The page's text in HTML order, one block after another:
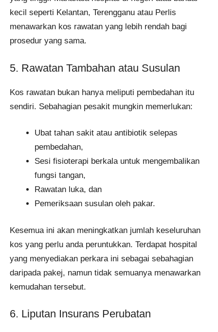
kecil seperti Kelantan, Terengganu atau Perlis
menawarkan kos rawatan yang lebih rendah bagi
prosedur yang sama.
5. Rawatan Tambahan atau Susulan
Kos rawatan bukan hanya meliputi pembedahan itu
sendiri. Sebahagian pesakit mungkin memerlukan:
Ubat tahan sakit atau antibiotik selepas
pembedahan,
Sesi fisioterapi berkala untuk mengembalikan
fungsi tangan,
Rawatan luka, dan
Pemeriksaan susulan oleh pakar.
Kesemua ini akan meningkatkan jumlah keseluruhan
kos yang perlu anda peruntukkan. Terdapat hospital
yang menyediakan perkara ini sebagai sebahagian
daripada pakej, namun tidak semuanya menawarkan
kemudahan tersebut.
6. Liputan Insurans Perubatan